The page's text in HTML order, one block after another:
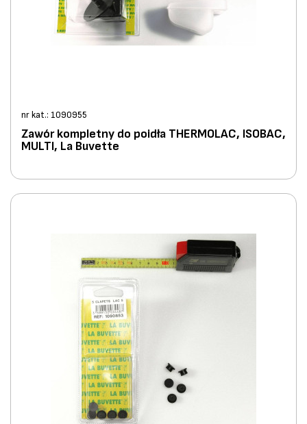
nr kat.: 1090955
Zawór kompletny do poidła THERMOLAC, ISOBAC,
MULTI, La Buvette